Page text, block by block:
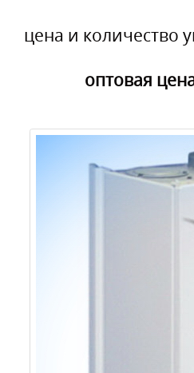
цена и количество
оптовая